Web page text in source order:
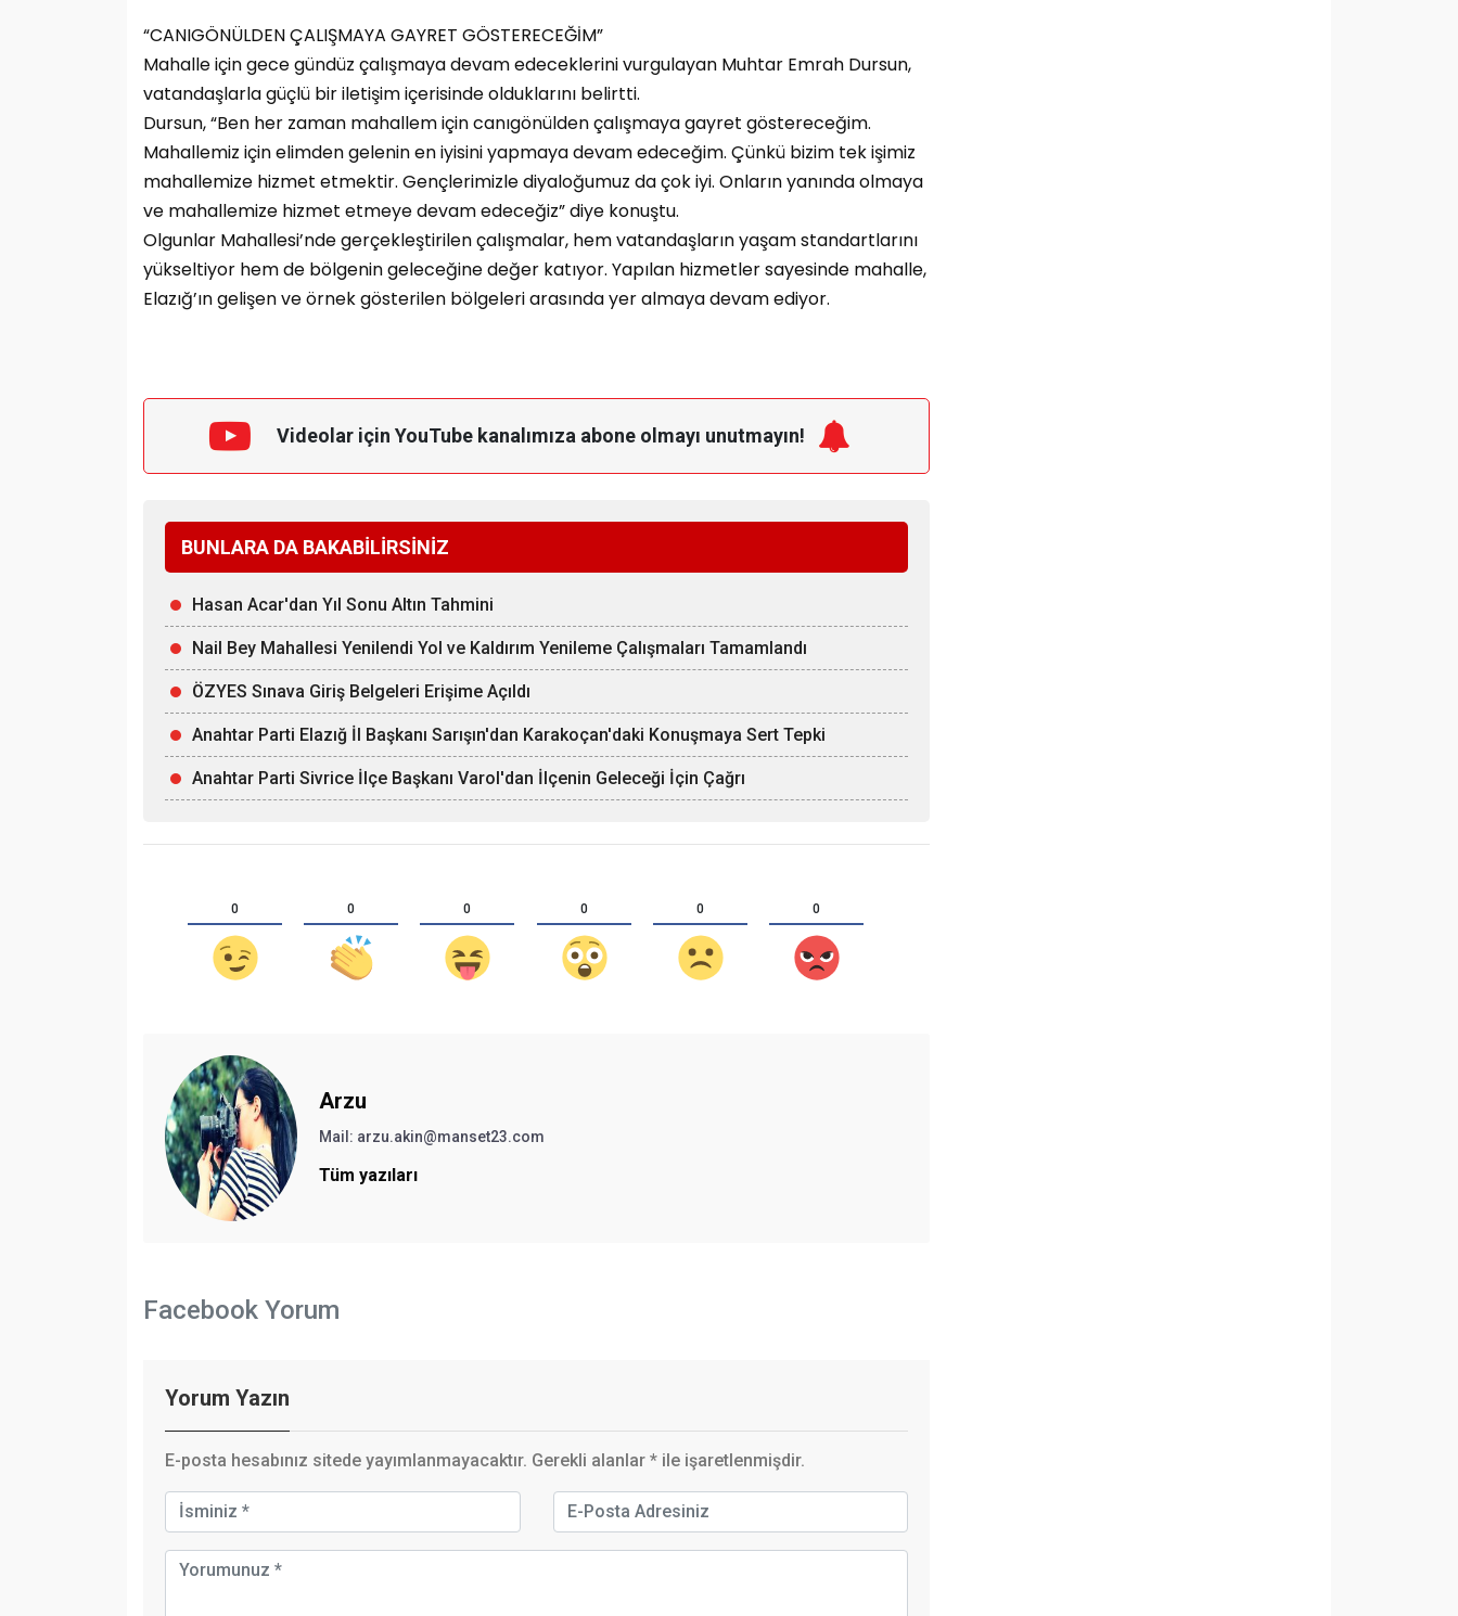
“CANIGÖNÜLDEN ÇALIŞMAYA GAYRET GÖSTERECEĞİM”
Mahalle için gece gündüz çalışmaya devam edeceklerini vurgulayan Muhtar Emrah Dursun,
vatandaşlarla güçlü bir iletişim içerisinde olduklarını belirtti.
Dursun, “Ben her zaman mahallem için canıgönülden çalışmaya gayret göstereceğim.
Mahallemiz için elimden gelenin en iyisini yapmaya devam edeceğim. Çünkü bizim tek işimiz
mahallemize hizmet etmektir. Gençlerimizle diyaloğumuz da çok iyi. Onların yanında olmaya
ve mahallemize hizmet etmeye devam edeceğiz” diye konuştu.
Olgunlar Mahallesi’nde gerçekleştirilen çalışmalar, hem vatandaşların yaşam standartlarını
yükseltiyor hem de bölgenin geleceğine değer katıyor. Yapılan hizmetler sayesinde mahalle,
Elazığ’ın gelişen ve örnek gösterilen bölgeleri arasında yer almaya devam ediyor.
Videolar için YouTube kanalımıza abone olmayı unutmayın!
BUNLARA DA BAKABİLİRSİNİZ
Hasan Acar'dan Yıl Sonu Altın Tahmini
Nail Bey Mahallesi Yenilendi Yol ve Kaldırım Yenileme Çalışmaları Tamamlandı
ÖZYES Sınava Giriş Belgeleri Erişime Açıldı
Anahtar Parti Elazığ İl Başkanı Sarışın'dan Karakoçan'daki Konuşmaya Sert Tepki
Anahtar Parti Sivrice İlçe Başkanı Varol'dan İlçenin Geleceği İçin Çağrı
0 0 0 0 0 0
Arzu
Mail: arzu.akin@manset23.com
Tüm yazıları
Facebook Yorum
Yorum Yazın
E-posta hesabınız sitede yayımlanmayacaktır. Gerekli alanlar * ile işaretlenmişdir.